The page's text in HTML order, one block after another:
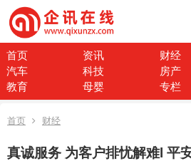
首页 资讯 财经
汽车
科技 房产
教育
母婴 专栏
首页 财经
真诚服务 为客户排忧解难l 平